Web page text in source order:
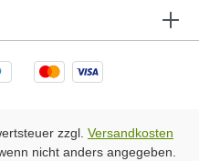
zzgl. Versandkosten
nicht anders angegeben.